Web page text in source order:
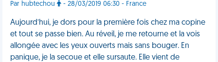
Par hubtechou - 28/03/2019 06:30 - France
Aujourd’hui, je dors pour la première fois chez ma copine
et tout se passe bien. Au réveil, je me retourne et la vois
allongée avec les yeux ouverts mais sans bouger. En
panique, je la secoue et elle sursaute. Elle vient de